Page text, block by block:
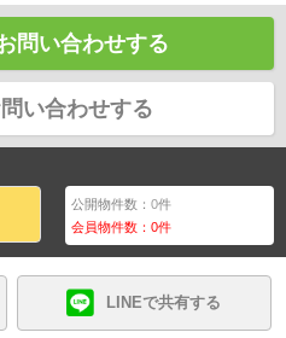
問い合わせする
い合わせする
公開物件数：0件
会員物件数：0件
LINEで共有する